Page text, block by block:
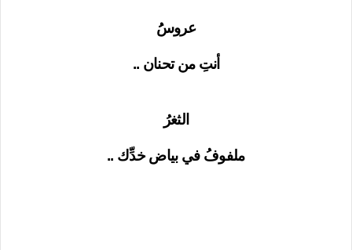
عروسُُ
أنتِ من تحنان ..
الثغرُ
ملفوفُ في بياض خدِّك ..